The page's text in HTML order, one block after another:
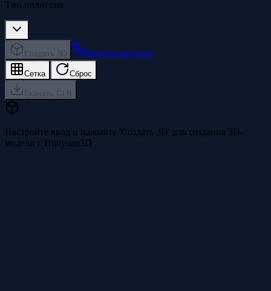
Тип полигона
Создать 3D Купить кредиты
Сетка Сброс
Скачать GLB
Настройте ввод и нажмите 'Создать 3D' для создания 3D-
модели с Hunyuan3D